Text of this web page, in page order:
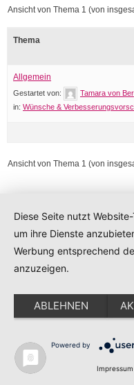
Ansicht von Thema 1 (von
Thema
Allgemein
Gestartet von:
Tamara von
in: Wünsche &
Ansicht von Thema 1 (von
Developed byThink Up
Diese Seite nutzt
um ihre Dienste
Werbung entsprechend
anzuzeigen.
ABLEHNEN
Powered by
Impressum
Diese Website benutzt
nutzen, stimmen Sie